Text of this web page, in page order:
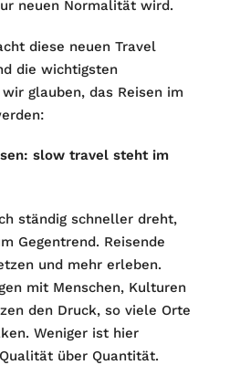
neuen Normalität wird.
diese neuen Travel
die wichtigsten
glauben, das Reisen im
slow travel steht im
ständig schneller dreht,
Gegentrend. Reisende
und mehr erleben.
mit Menschen, Kulturen
den Druck, so viele Orte
Weniger ist hier
über Quantität.